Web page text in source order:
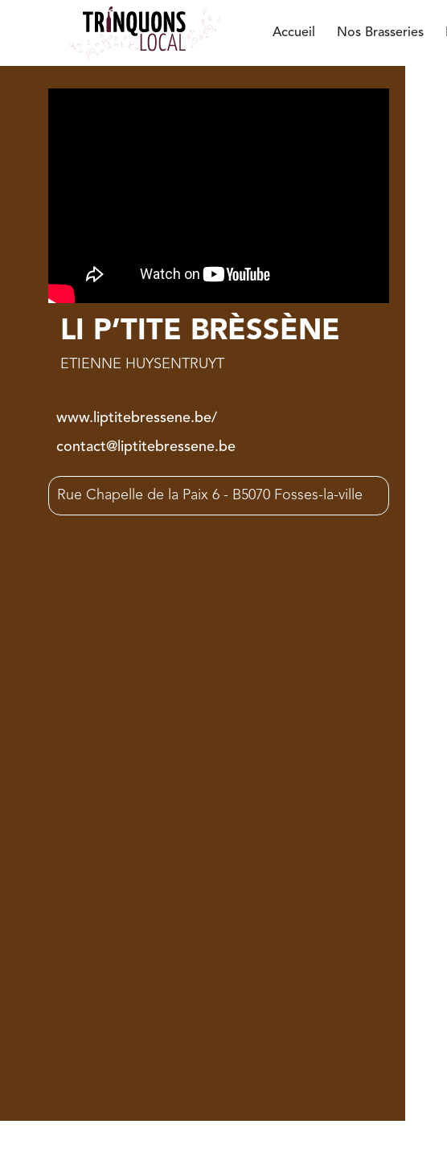
Accueil Nos Brasseries
LI P’TITE BRÈSSÈNE
ETIENNE HUYSENTRUYT
www.liptitebressene.be/
contact@liptitebressene.be
Rue Chapelle de la Paix 6 - B5070 Fosses-la-ville